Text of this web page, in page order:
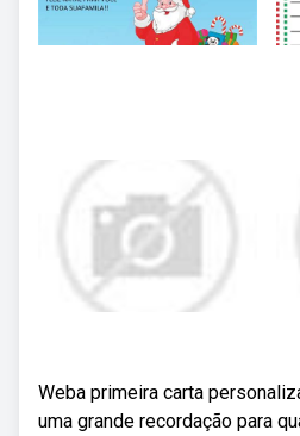
Weba primeira carta
uma grande recordação para